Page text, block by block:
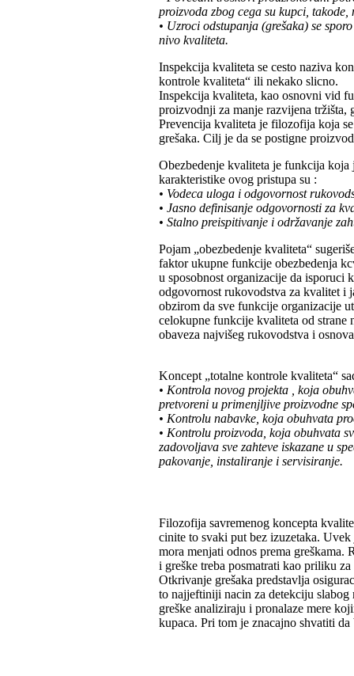
proizvoda zbog cega su kupci, takode,
• Uzroci odstupanja (grešaka) se
nivo kvaliteta.
Inspekcija kvaliteta se cesto naziva
kontrole kvaliteta“ ili nekako slicno.
Inspekcija kvaliteta, kao osnovni vid
proizvodnji za manje razvijena tržišta,
Prevencija kvaliteta je filozofija koja
grešaka. Cilj je da se postigne
Obezbedenje kvaliteta je funkcija koja
karakteristike ovog pristupa su :
• Vodeca uloga i odgovornost
• Jasno definisanje odgovornosti za
• Stalno preispitivanje i održavanje
Pojam „obezbedenje kvaliteta“
faktor ukupne funkcije obezbedenja
u sposobnost organizacije da
odgovornost rukovodstva za kvalitet i
obzirom da sve funkcije organizacije
celokupne funkcije kvaliteta od strane
obaveza najvišeg rukovodstva i
Koncept „totalne kontrole kvaliteta“
• Kontrola novog projekta , koja
pretvoreni u primenjljive proizvodne
• Kontrolu nabavke, koja obuhvata
• Kontrolu proizvoda, koja obuhvata
zadovoljava sve zahteve iskazane u
pakovanje, instaliranje i servisiranje.
Filozofija savremenog koncepta
cinite to svaki put bez izuzetaka.
mora menjati odnos prema greškama.
i greške treba posmatrati kao priliku
Otkrivanje grešaka predstavlja
to najjeftiniji nacin za detekciju slabog
greške analiziraju i pronalaze mere
kupaca. Pri tom je znacajno shvatiti